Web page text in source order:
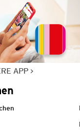
APP